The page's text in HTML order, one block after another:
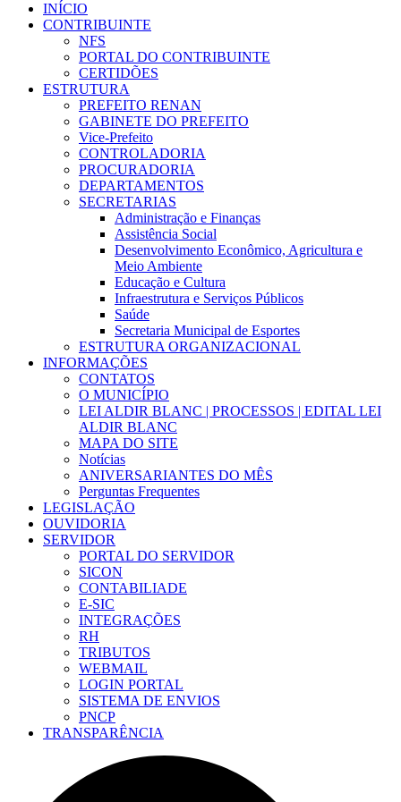
INÍCIO
CONTRIBUINTE
NFS
PORTAL DO CONTRIBUINTE
CERTIDÕES
ESTRUTURA
PREFEITO RENAN
GABINETE DO PREFEITO
Vice-Prefeito
CONTROLADORIA
PROCURADORIA
DEPARTAMENTOS
SECRETARIAS
Administração e Finanças
Assistência Social
Desenvolvimento Econômico, Agricultura e
Meio Ambiente
Educação e Cultura
Infraestrutura e Serviços Públicos
Saúde
Secretaria Municipal de Esportes
ESTRUTURA ORGANIZACIONAL
INFORMAÇÕES
CONTATOS
O MUNICÍPIO
LEI ALDIR BLANC | PROCESSOS | EDITAL LEI
ALDIR BLANC
MAPA DO SITE
Notícias
ANIVERSARIANTES DO MÊS
Perguntas Frequentes
LEGISLAÇÃO
OUVIDORIA
SERVIDOR
PORTAL DO SERVIDOR
SICON
CONTABILIADE
E-SIC
INTEGRAÇÕES
RH
TRIBUTOS
WEBMAIL
LOGIN PORTAL
SISTEMA DE ENVIOS
PNCP
TRANSPARÊNCIA